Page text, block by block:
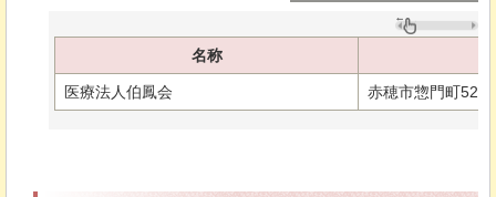
名称
医療法人伯鳳会 赤穂市惣門町52